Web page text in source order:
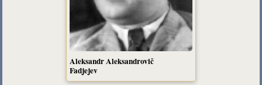
Aleksandr Aleksandrovič
Fadjejev